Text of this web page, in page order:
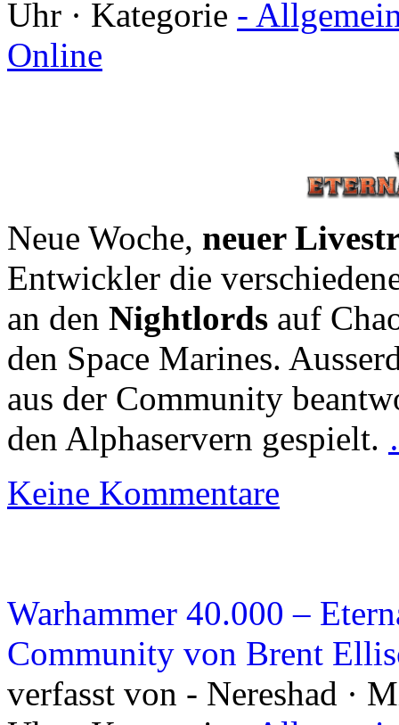
Uhr · Kategorie -
Online
Neue Woche, neuer
Entwickler die
an den Nightlords auf
den Space Marines.
aus der Community
den Alphaservern gespielt.
Keine Kommentare
Warhammer 40.000 –
Community von Brent
verfasst von - Nereshad ·